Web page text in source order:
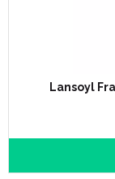
Lansoyl